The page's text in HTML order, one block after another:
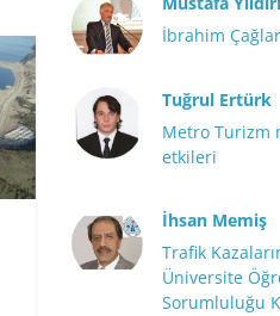
İbrahim
Tuğrul Ertürk
Metro Turizm
etkileri
İhsan Memiş
Trafik
Üniversite
Sorumluluğu